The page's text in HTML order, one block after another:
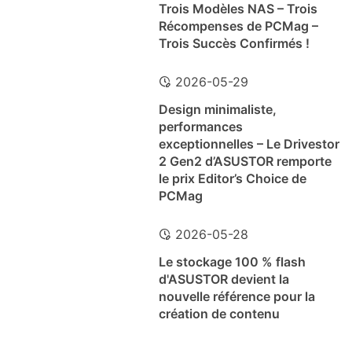
Trois Modèles NAS – Trois
Récompenses de PCMag –
Trois Succès Confirmés !
2026-05-29
Design minimaliste,
performances
exceptionnelles – Le Drivestor
2 Gen2 d’ASUSTOR remporte
le prix Editor’s Choice de
PCMag
2026-05-28
Le stockage 100 % flash
d'ASUSTOR devient la
nouvelle référence pour la
création de contenu